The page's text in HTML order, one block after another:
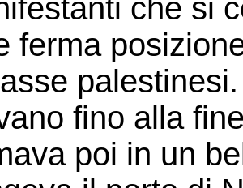
che si
ferma
fino alla
poi in un